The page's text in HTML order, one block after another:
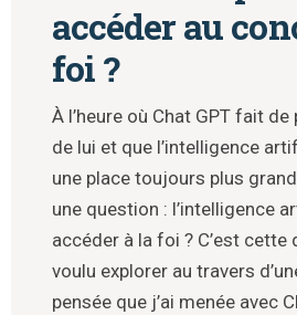
accéder au
foi ?
À l’heure où Chat GPT fait
de lui et que l’intelligence
une place toujours plus
une question : l’intelligence
accéder à la foi ? C’est cette
voulu explorer au travers
pensée que j’ai menée avec